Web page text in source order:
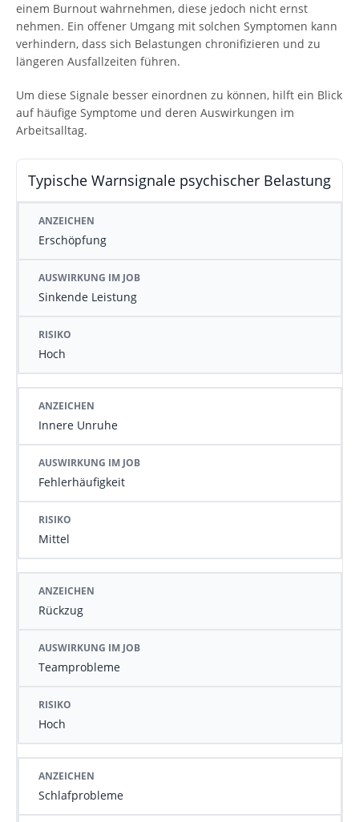
einem Burnout wahrnehmen, diese jedoch nicht ernst
nehmen. Ein offener Umgang mit solchen Symptomen kann
verhindern, dass sich Belastungen chronifizieren und zu
längeren Ausfallzeiten führen.
Um diese Signale besser einordnen zu können, hilft ein Blick
auf häufige Symptome und deren Auswirkungen im
Arbeitsalltag.
Typische Warnsignale psychischer Belastung
ANZEICHEN
Erschöpfung
Sinkende Leistung
Hoch
Innere Unruhe
Fehlerhäufigkeit
Mittel
Rückzug
Teamprobleme
Hoch
Schlafprobleme